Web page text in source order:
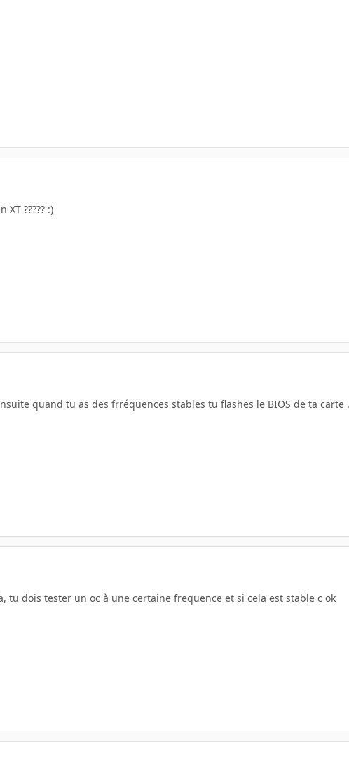
????? :)
quand tu as des frréquences stables tu flashes le BIOS de ta carte
tu dois tester un oc à une certaine frequence et si cela est stable c ok